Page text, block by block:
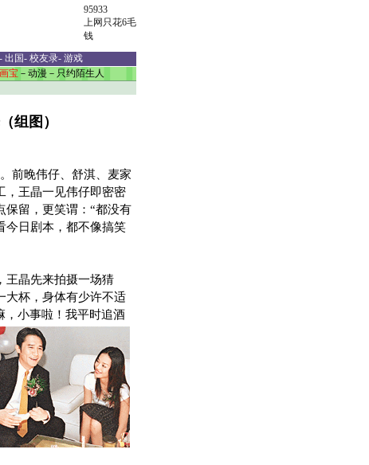
95933
上网只花6毛
钱
出国- 校友录- 游戏
宝 － 动漫 － 只约陌生人
组图）
前晚伟仔、舒淇、麦家
，王晶一见伟仔即密密
保留，更笑谓：“都没有
今日剧本，都不像搞笑
晶先来拍摄一场猜
大杯，身体有少许不适
，小事啦！我平时追酒